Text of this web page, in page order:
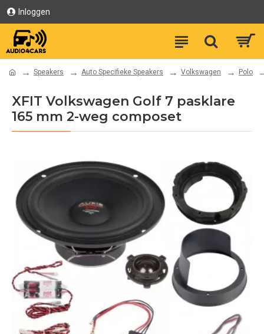
Inloggen
Speakers Auto Specifieke Speakers Volkswagen Polo
XFIT Volkswagen Golf 7 pasklare
165 mm 2-weg composet